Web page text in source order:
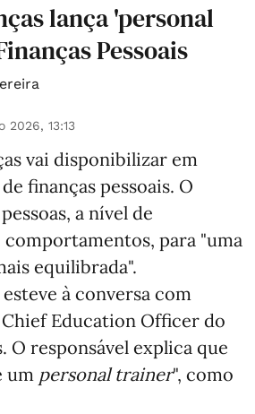
lança 'personal
Pessoais
2026, 13:13
vai disponibilizar em
de finanças pessoais. O
a nível de
para "uma
equilibrada".
à conversa com
Education Officer do
O responsável explica que
um personal trainer", como